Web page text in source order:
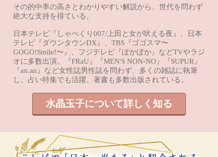
その的中率の高さとわかりやすい解説から、世代を問わず
絶大な支持を得ている。
日本テレビ『しゃべくり007/上田と女が吠える夜』、日本
テレビ『ダウンタウンDX』、TBS『ゴゴスマ〜
GOGO!Smile!〜』、フジテレビ『ぽかぽか』などTVやラジ
オに多数出演。『FRaU』『MEN'S NON-NO』『SUPUR』
『an.an』など女性誌男性誌を問わず、多くの雑誌に執筆
し、占い特集でも活躍。著書も多数出版されている。
水晶玉子について詳しく知る